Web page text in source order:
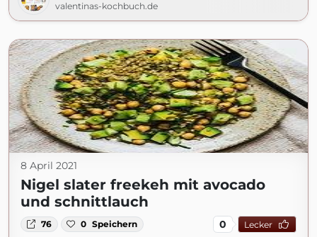
valentinas-kochbuch.de
8 April 2021
Nigel slater freekeh mit avocado
und schnittlauch
76 0 Speichern 0 Lecker